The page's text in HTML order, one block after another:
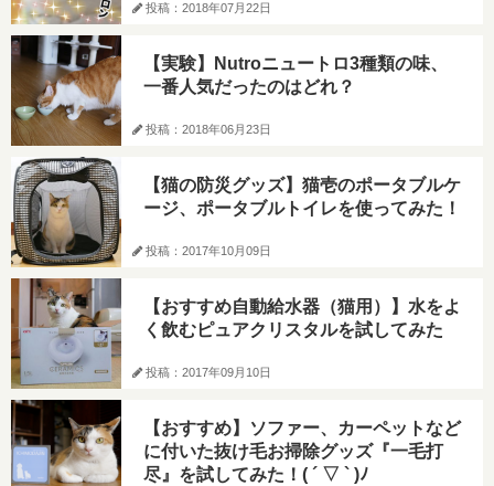
投稿：2018年07月22日
【実験】Nutroニュートロ3種類の味、
一番人気だったのはどれ？
投稿：2018年06月23日
【猫の防災グッズ】猫壱のポータブルケ
ージ、ポータブルトイレを使ってみた！
投稿：2017年10月09日
【おすすめ自動給水器（猫用）】水をよ
く飲むピュアクリスタルを試してみた
投稿：2017年09月10日
【おすすめ】ソファー、カーペットなど
に付いた抜け毛お掃除グッズ『一毛打
尽』を試してみた！( ´ ▽ ` )ﾉ